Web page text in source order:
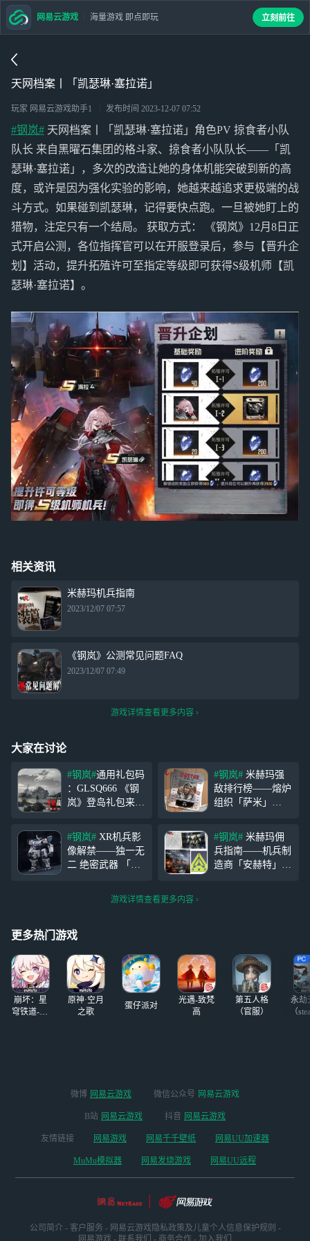
天网档案丨「凯瑟琳·塞拉诺」
玩家 网易云游戏助手1 发布时间 2023-12-07 07:52
#钢岚# 天网档案丨「凯瑟琳·塞拉诺」角色PV 掠食者小队
队长 来自黑曜石集团的格斗家、掠食者小队队长——「凯
瑟琳·塞拉诺」，多次的改造让她的身体机能突破到新的高
度，或许是因为强化实验的影响，她越来越追求更极端的战
斗方式。如果碰到凯瑟琳，记得要快点跑。一旦被她盯上的
猎物，注定只有一个结局。 获取方式： 《钢岚》12月8日正
式开启公测，各位指挥官可以在开服登录后，参与【晋升企
划】活动，提升拓殖许可至指定等级即可获得S级机师【凯
瑟琳·塞拉诺】。
相关资讯
米赫玛机兵指南
2023/12/07 07:57
《钢岚》公测常见问题FAQ
2023/12/07 07:49
游戏详情查看更多内容
大家在讨论
#钢岚#通用礼包码
：GLSQ666 《钢
岚》登岛礼包来
纯晶*50，整机转
运许可*1，米赫玛
元*888 在《钢
岚》游戏中点击主
案，选择【礼包
礼包码有效2
#钢岚# 米赫玛强
敌排行榜——熔炉
组织「萨米」
尽他面前所有敌
人」 在这个弱肉
强食的世界中，本
就充满了不公平。
#钢岚# XR机兵影
像解禁——独一无
二 绝密武器 「X
学家温斯顿设计，
为特定机师量身打
了一台。 该机兵
配备了名为“镜像
核心”的装置，配
#钢岚#
兵指南——机兵制
造商「安赫特」篇
到各方面都很优秀
的话，那么，在某
一方面格外突出，
游戏详情查看更多内容
更多热门游戏
崩坏：星
穹铁道-4.4
原神·空月
之歌
蛋仔派对
光遇-致梵
高
第五人格
（官服）
永劫
（
网易云游戏 海量游戏 即点即玩 立刻前往
微博 网易云游戏 微信公众号 网易云游戏
B站 网易云游戏 抖音 网易云游戏
友情链接 网易游戏 网易千千壁纸 网易UU加速器
MuMu模拟器 网易发烧游戏 网易UU远程
公司简介 - 客户服务 - 网易云游戏隐私政策及儿童个人信息保护规则 -
网易游戏 - 联系我们 - 商务合作 - 加入我们